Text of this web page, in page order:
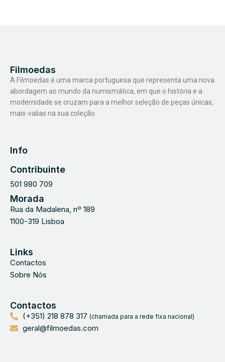
Filmoedas
A Filmoedas é uma marca portuguesa que representa uma nova
abordagem ao mundo da numismática, em que o história e a
modernidade se cruzam para a melhor seleção de peças únicas,
mais-valias na sua coleção.
Info
Contribuinte
501 980 709
Morada
Rua da Madalena, nº 189
1100-319 Lisboa
Links
Contactos
Sobre Nós
Contactos
(+351) 218 878 317 (chamada para a rede fixa nacional)
geral@filmoedas.com